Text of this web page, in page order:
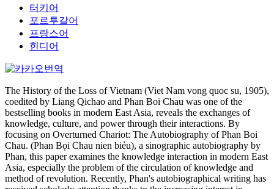
터키어
포르투갈어
프랑스어
힌디어
The History of the Loss of Vietnam (Viet Nam vong quoc su, 1905),
coedited by Liang Qichao and Phan Boi Chau was one of the
bestselling books in modern East Asia, reveals the exchanges of
knowledge, culture, and power through their interactions. By
focusing on Overturned Chariot: The Autobiography of Phan Boi
Chau. (Phan Bọi Chau nien biẻu), a sinographic autobiography by
Phan, this paper examines the knowledge interaction in modern East
Asia, especially the problem of the circulation of knowledge and
method of revolution. Recently, Phan's autobiographical writing has